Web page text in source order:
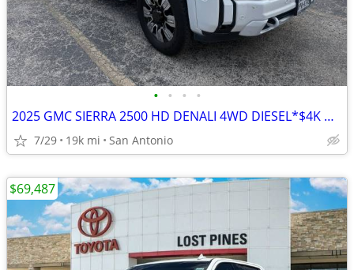
• • • •
2025 GMC SIERRA 2500 HD DENALI 4WD DIESEL*$4K DOWN*GREAT DEALS
7/29 19k mi San Antonio
$69,487